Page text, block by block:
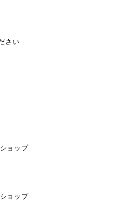
さい
ョップ
ョップ